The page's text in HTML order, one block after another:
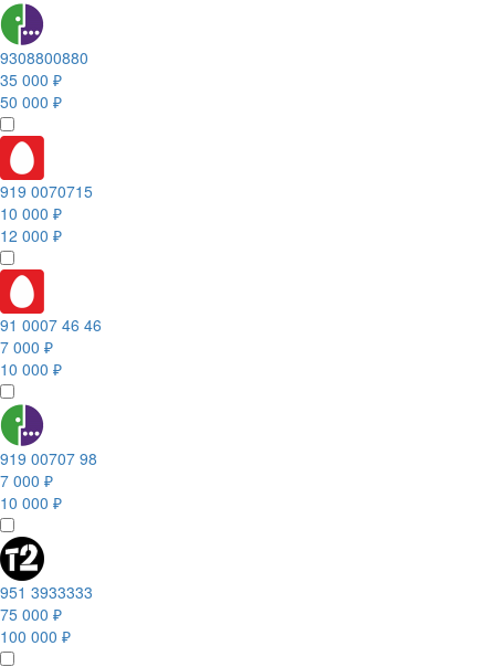
9308800880
35 000 ₽
50 000 ₽
919 0070715
10 000 ₽
12 000 ₽
91 0007 46 46
7 000 ₽
10 000 ₽
919 00707 98
7 000 ₽
10 000 ₽
951 3933333
75 000 ₽
100 000 ₽